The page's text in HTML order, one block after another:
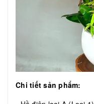
Chi tiết sản phẩm: